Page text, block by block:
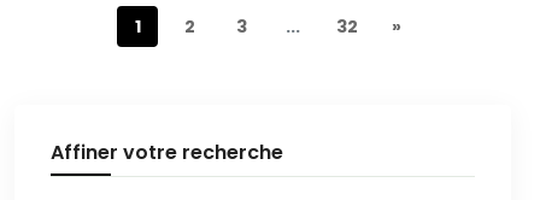
1 2 3 ... 32 »
Affiner votre recherche